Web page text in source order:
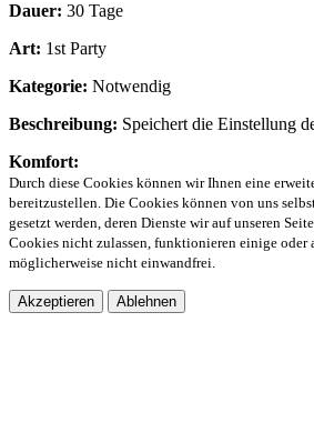
Dauer: 30 Tage
Art: 1st Party
Kategorie: Notwendig
Beschreibung: Speichert die Einstellung
Komfort:
Durch diese Cookies können wir Ihnen eine
bereitzustellen. Die Cookies können von uns
gesetzt werden, deren Dienste wir auf unseren
Cookies nicht zulassen, funktionieren einige oder
möglicherweise nicht einwandfrei.
Akzeptieren Ablehnen